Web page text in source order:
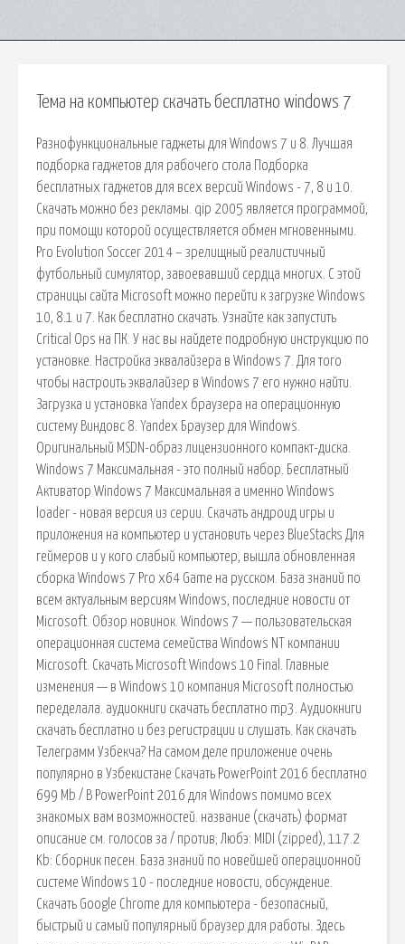
Тема на компьютер скачать бесплатно windows 7
Разнофункциональные гаджеты для Windows 7 и 8. Лучшая
подборка гаджетов для рабочего стола Подборка
бесплатных гаджетов для всех версий Windows - 7, 8 и 10.
Скачать можно без рекламы. qip 2005 является программой,
при помощи которой осуществляется обмен мгновенными.
Pro Evolution Soccer 2014 – зрелищный реалистичный
футбольный симулятор, завоевавший сердца многих. С этой
страницы сайта Microsoft можно перейти к загрузке Windows
10, 8.1 и 7. Как бесплатно скачать. Узнайте как запустить
Critical Ops на ПК. У нас вы найдете подробную инструкцию по
установке. Настройка эквалайзера в Windows 7. Для того
чтобы настроить эквалайзер в Windows 7 его нужно найти.
Загрузка и установка Yandex браузера на операционную
систему Виндовс 8. Yandex Браузер для Windows.
Оригинальный MSDN-образ лицензионного компакт-диска.
Windows 7 Максимальная - это полный набор. Бесплатный
Активатор Windows 7 Максимальная а именно Windows
loader - новая версия из серии. Скачать андроид игры и
приложения на компьютер и установить через BlueStacks Для
геймеров и у кого слабый компьютер, вышла обновленная
сборка Windows 7 Pro x64 Game на русском. База знаний по
всем актуальным версиям Windows, последние новости от
Microsoft. Обзор новинок. Windows 7 — пользовательская
операционная система семейства Windows NT компании
Microsoft. Скачать Microsoft Windows 10 Final. Главные
изменения — в Windows 10 компания Microsoft полностью
переделала. аудиокниги скачать бесплатно mp3. Аудиокниги
скачать бесплатно и без регистрации и слушать. Как скачать
Телеграмм Узбекча? На самом деле приложение очень
популярно в Узбекистане Скачать PowerPoint 2016 бесплатно
699 Mb / В PowerPoint 2016 для Windows помимо всех
знакомых вам возможностей. название (скачать) формат
описание см. голосов за / против; Любэ: MIDI (zipped), 117.2
Kb: Сборник песен. База знаний по новейшей операционной
системе Windows 10 - последние новости, обсуждение.
Скачать Google Chrome для компьютера - безопасный,
быстрый и самый популярный браузер для работы. Здесь